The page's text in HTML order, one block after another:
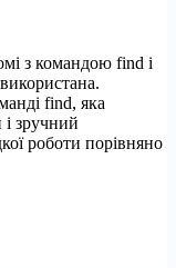
з командою find і
find, яка
зручний
роботи порівняно